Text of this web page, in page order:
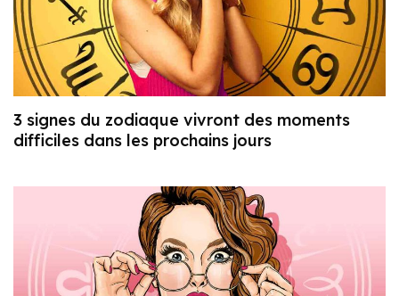
3 signes du zodiaque vivront des moments
difficiles dans les prochains jours